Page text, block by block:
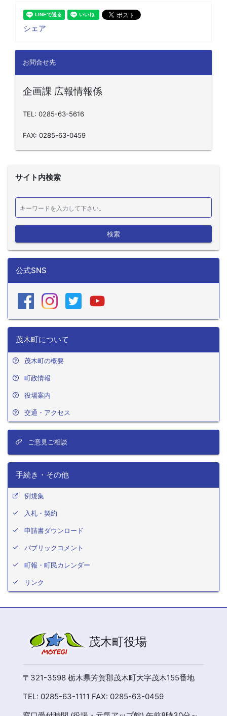
シェア
お問合せ先
企画課 広報情報係
TEL: 0285-63-5616
FAX: 0285-63-0459
サイト内検索
検索
公式SNS
茂木町について
茂木町の概要
町政情報
役場案内
交通・アクセス
ご意見ご相談
手続き・その他
例規集
入札・契約
申請書ダウンロード
パブリックコメント
町報・町民カレンダー
リンク
茂木町役場
〒321-3598 栃木県芳賀郡茂木町大字茂木155番地
TEL: 0285-63-1111 FAX: 0285-63-0459